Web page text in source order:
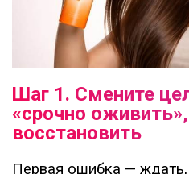
Шаг 1. Смените
«срочно
восстановить
Первая ошибка —